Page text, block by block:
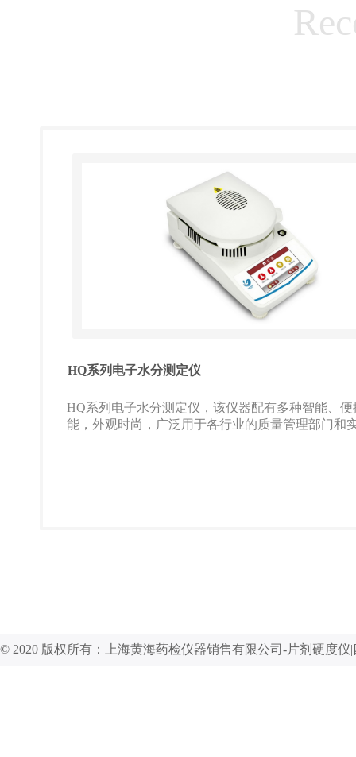
HQ系列电子水分测定仪
HQ系列电子水分测定仪，该仪器配有多种智能、
能，外观时尚，广泛用于各行业的质量管理部门和
© 2020 版权所有：上海黄海药检仪器销售有限公司-片剂硬度